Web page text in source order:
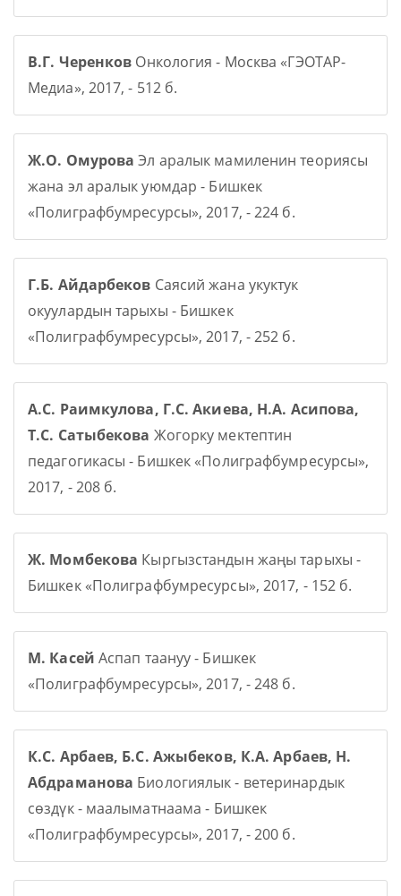
В.Г. Черенков Онкология - Москва «ГЭОТАР-
Медиа», 2017, - 512 б.
Ж.О. Омурова Эл аралык мамиленин теориясы
жана эл аралык уюмдар - Бишкек
«Полиграфбумресурсы», 2017, - 224 б.
Г.Б. Айдарбеков Саясий жана укуктук
окуулардын тарыхы - Бишкек
«Полиграфбумресурсы», 2017, - 252 б.
А.С. Раимкулова, Г.С. Акиева, Н.А. Асипова,
Т.С. Сатыбекова Жогорку мектептин
педагогикасы - Бишкек «Полиграфбумресурсы»,
2017, - 208 б.
Ж. Момбекова Кыргызстандын жаңы тарыхы -
Бишкек «Полиграфбумресурсы», 2017, - 152 б.
М. Касей Аспап таануу - Бишкек
«Полиграфбумресурсы», 2017, - 248 б.
К.С. Арбаев, Б.С. Ажыбеков, К.А. Арбаев, Н.
Абдраманова Биологиялык - ветеринардык
сөздүк - маалыматнаама - Бишкек
«Полиграфбумресурсы», 2017, - 200 б.